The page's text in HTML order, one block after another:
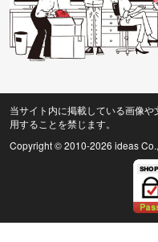
当サイト内に掲載している画像
用することを禁じます。
Copyright © 2010-2026 ideas